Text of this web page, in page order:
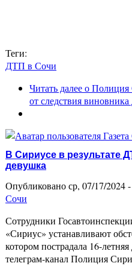
Теги:
ДТП в Сочи
Читать далеео Полиция
от следствия
В Сириусе в результате
девушка
Опубликовано ср, 07/17/2024
Сочи
Сотрудники
«Сириус» устанавливают
котором пострадала 16-
телеграм-канал Полиция